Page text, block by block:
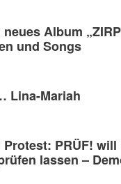
Album
und Songs
Lina-Mariah
PRÜF!
lassen –